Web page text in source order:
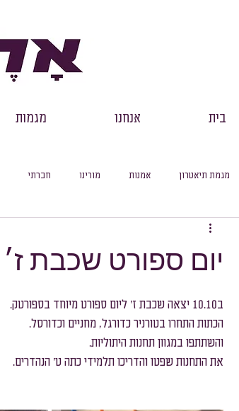
בית אנחנו מגמות
חברתי מורינו אמנות מגמת תיאטרון
מסלול תנך
יום ספורט שכבת ז׳
ב10.10 יצאה שכבת ז׳ ליום ספורט מיוחד בספורטק.
הכתות התחרו בטורניר כדורגל, מחניים וכדורסל.
והשתתפו במגוון תחנות היתוליות.
את התחנות שפטו והדריכו תלמידי כתה ט׳ הנהדרים.